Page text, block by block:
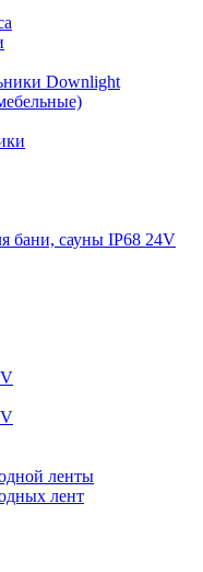
Downlight
бани, сауны IP68 24V
ленты
лент